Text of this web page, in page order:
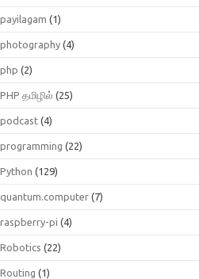
payilagam (1)
photography (4)
php (2)
PHP தமிழில் (25)
podcast (4)
programming (22)
Python (129)
quantum.computer (7)
raspberry-pi (4)
Robotics (22)
Routing (1)